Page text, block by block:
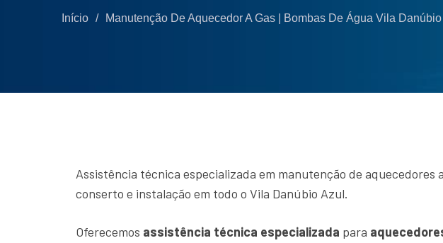
Início / Manutenção De Aquecedor A Gas | Bombas De Água Vila Danúbio
Assistência técnica especializada em manutenção de
conserto e instalação em todo o Vila Danúbio Azul.
Oferecemos assistência técnica especializada para